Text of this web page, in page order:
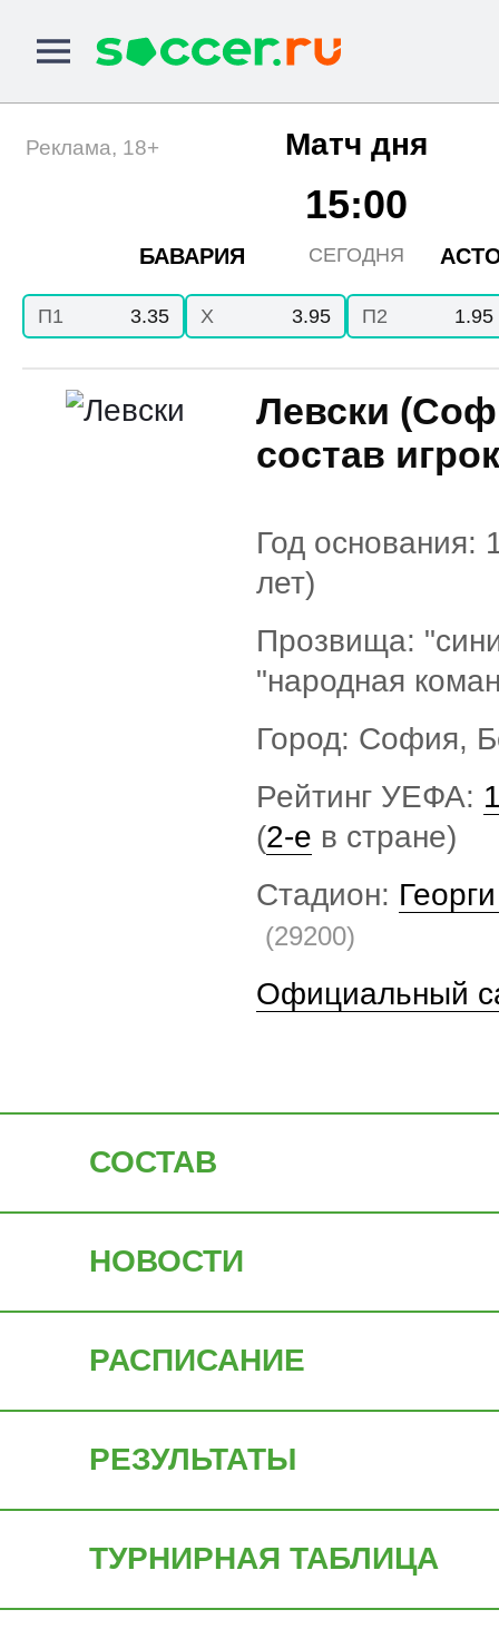
Матч дня
БАВАРИЯ
15:00
СЕГОДНЯ
Реклама, 18+
П1 3.35 X 3.95 П2 1.95
Левски
состав
Год основания:
лет)
Прозвища:
"народная
Город: София,
Рейтинг УЕФА:
(2-е в стране)
Стадион:
(29200)
Официальный
СОСТАВ
НОВОСТИ
РАСПИСАНИЕ
РЕЗУЛЬТАТЫ
ТУРНИРНАЯ ТАБЛИЦА